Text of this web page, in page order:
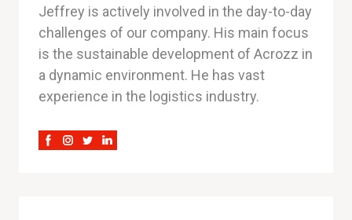
Jeffrey is actively involved in the day-to-day
challenges of our company. His main focus
is the sustainable development of Acrozz in
a dynamic environment. He has vast
experience in the logistics industry.